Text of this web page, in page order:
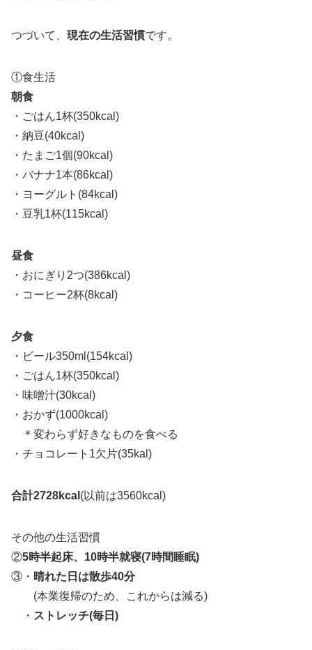
つづいて、 現在の生活習慣です。
①食生活
朝食
・ごはん1杯(350kcal)
・納豆(40kcal)
・たまご1個(90kcal)
・バナナ1本(86kcal)
・ヨーグルト(84kcal)
・豆乳1杯(115kcal)
昼食
・おにぎり2つ(386kcal)
・コーヒー2杯(8kcal)
夕食
・ビール350ml(154kcal)
・ごはん1杯(350kcal)
・味噌汁(30kcal)
・おかず(1000kcal)
＊変わらず好きなものを食べる
・チョコレート1欠片(35kal)
合計2728kcal (以前は3560kcal)
その他の生活習慣
②5時半起床、10時半就寝(7時間睡眠)
③・ 晴れた日は散歩40分
(本業復帰のため、これからは減る)
・ ストレッチ(毎日)